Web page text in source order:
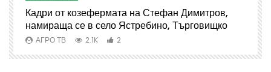
Кадри от козефермата на Стефан Димитров,
намираща се в село Ястребино, Търговищко
АГРО ТВ 2.1K 2